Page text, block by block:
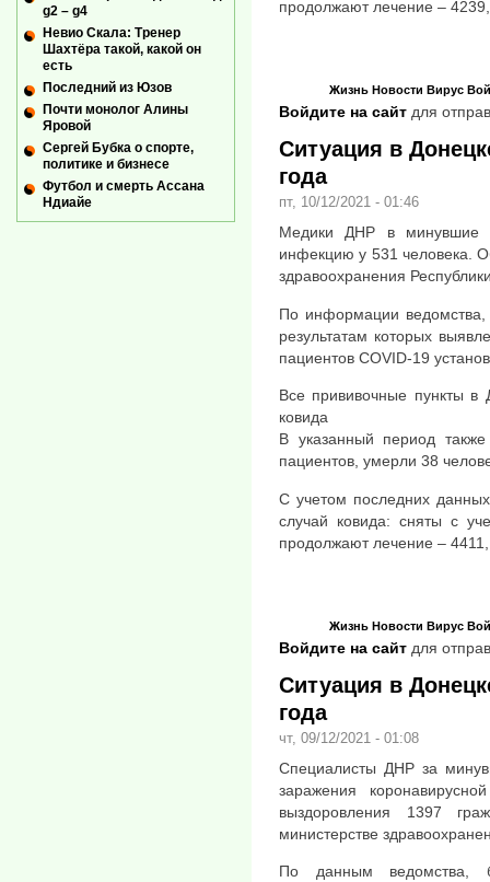
продолжают лечение –
Жизнь Новости Вирус
Войдите на сайт для
Ситуация в
года
пт, 10/12/2021 - 01:46
Медики ДНР в минувшие
инфекцию у 531 человека.
здравоохранения
По информации
результатам которых
пациентов COVID-19
Все прививочные пункты
ковида
В указанный период
пациентов, умерли 38
С учетом последних
случай ковида: сняты с
продолжают лечение –
Жизнь Новости Вирус
Войдите на сайт для
Ситуация в
года
чт, 09/12/2021 - 01:08
Специалисты ДНР за
заражения
выздоровления 1397
министерстве
По данным ведомства,
g2 – g4
Невио Скала: Тренер
Шахтёра такой, какой он
есть
Последний из Юзов
Почти монолог Алины
Яровой
Сергей Бубка о спорте,
политике и бизнесе
Футбол и смерть Ассана
Ндиайе